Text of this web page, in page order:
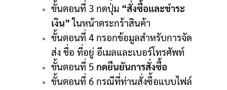
ขั้นตอนที่ 3 กดปุ่ม “สั่งซื้อและชำระ
เงิน”ในหน้าตระกร้าสินค้า
ขั้นตอนที่ 4 กรอกข้อมูลสำหรับการจัด
ส่ง ชื่อ ที่อยู่ อีเมลและเบอร์โทรศัพท์
ขั้นตอนที่ 5กดยืนยันการสั่งซื้อ
ขั้นตอนที่ 6 กรณีที่ท่านสั่งซื้อแบบไฟล์